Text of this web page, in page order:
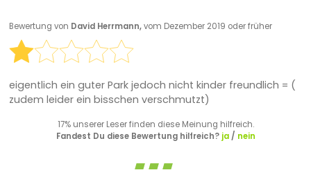
Bewertung von David Herrmann,vom Dezember 2019 oder früher
eigentlich ein guter Park jedoch nicht kinder freundlich = (
zudem leider ein bisschen verschmutzt)
17% unserer Leser finden diese Meinung hilfreich.
Fandest Du diese Bewertung hilfreich? ja/ nein